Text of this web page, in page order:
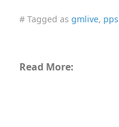
# Tagged as gmlive, pps
Read More: